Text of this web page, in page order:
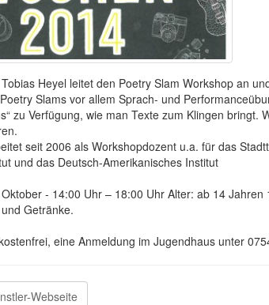
Heyel leitet den Poetry Slam Workshop an
Slams vor allem Sprach- und
zu Verfügung, wie man Texte zum Klingen
seit 2006 als Workshopdozent u.a. für das
und das Deutsch-Amerikanisches Institut
- 14:00 Uhr – 18:00 Uhr Alter: ab 14 Jahren
Getränke.
eine Anmeldung im Jugendhaus unter
Webseite